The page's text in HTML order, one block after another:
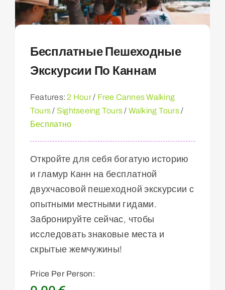
Бесплатные Пешеходные
Экскурсии По Каннам
Features: 2 Hour/ Free Cannes Walking
Tours/ Sightseeing Tours/ Walking Tours/
Бесплатно
Откройте для себя богатую историю
и гламур Канн на бесплатной
двухчасовой пешеходной экскурсии с
опытными местными гидами.
Забронируйте сейчас, чтобы
исследовать знаковые места и
скрытые жемчужины!
Price Per Person: